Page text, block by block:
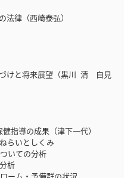
律（西崎泰弘）
けと将来展望（黒川 清 自見
指導の成果（津下一代）
らいとしくみ
いての分析
析